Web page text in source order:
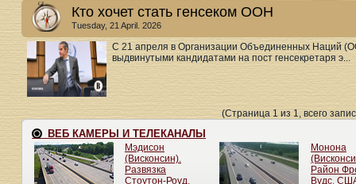
Кто хочет стать генсеком ООН
Tuesday, 21 April. 2026
С 21 апреля в Организации Объединенных Наций
выдвинутыми кандидатами на пост генсекретаря э...
(Страница 1 из 1, всего